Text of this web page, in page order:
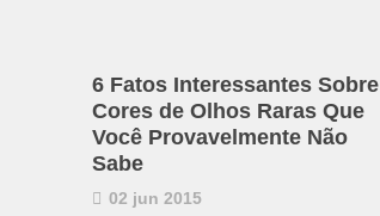
6 Fatos Interessantes Sobre
Cores de Olhos Raras Que
Você Provavelmente Não
Sabe
02 jun 2015